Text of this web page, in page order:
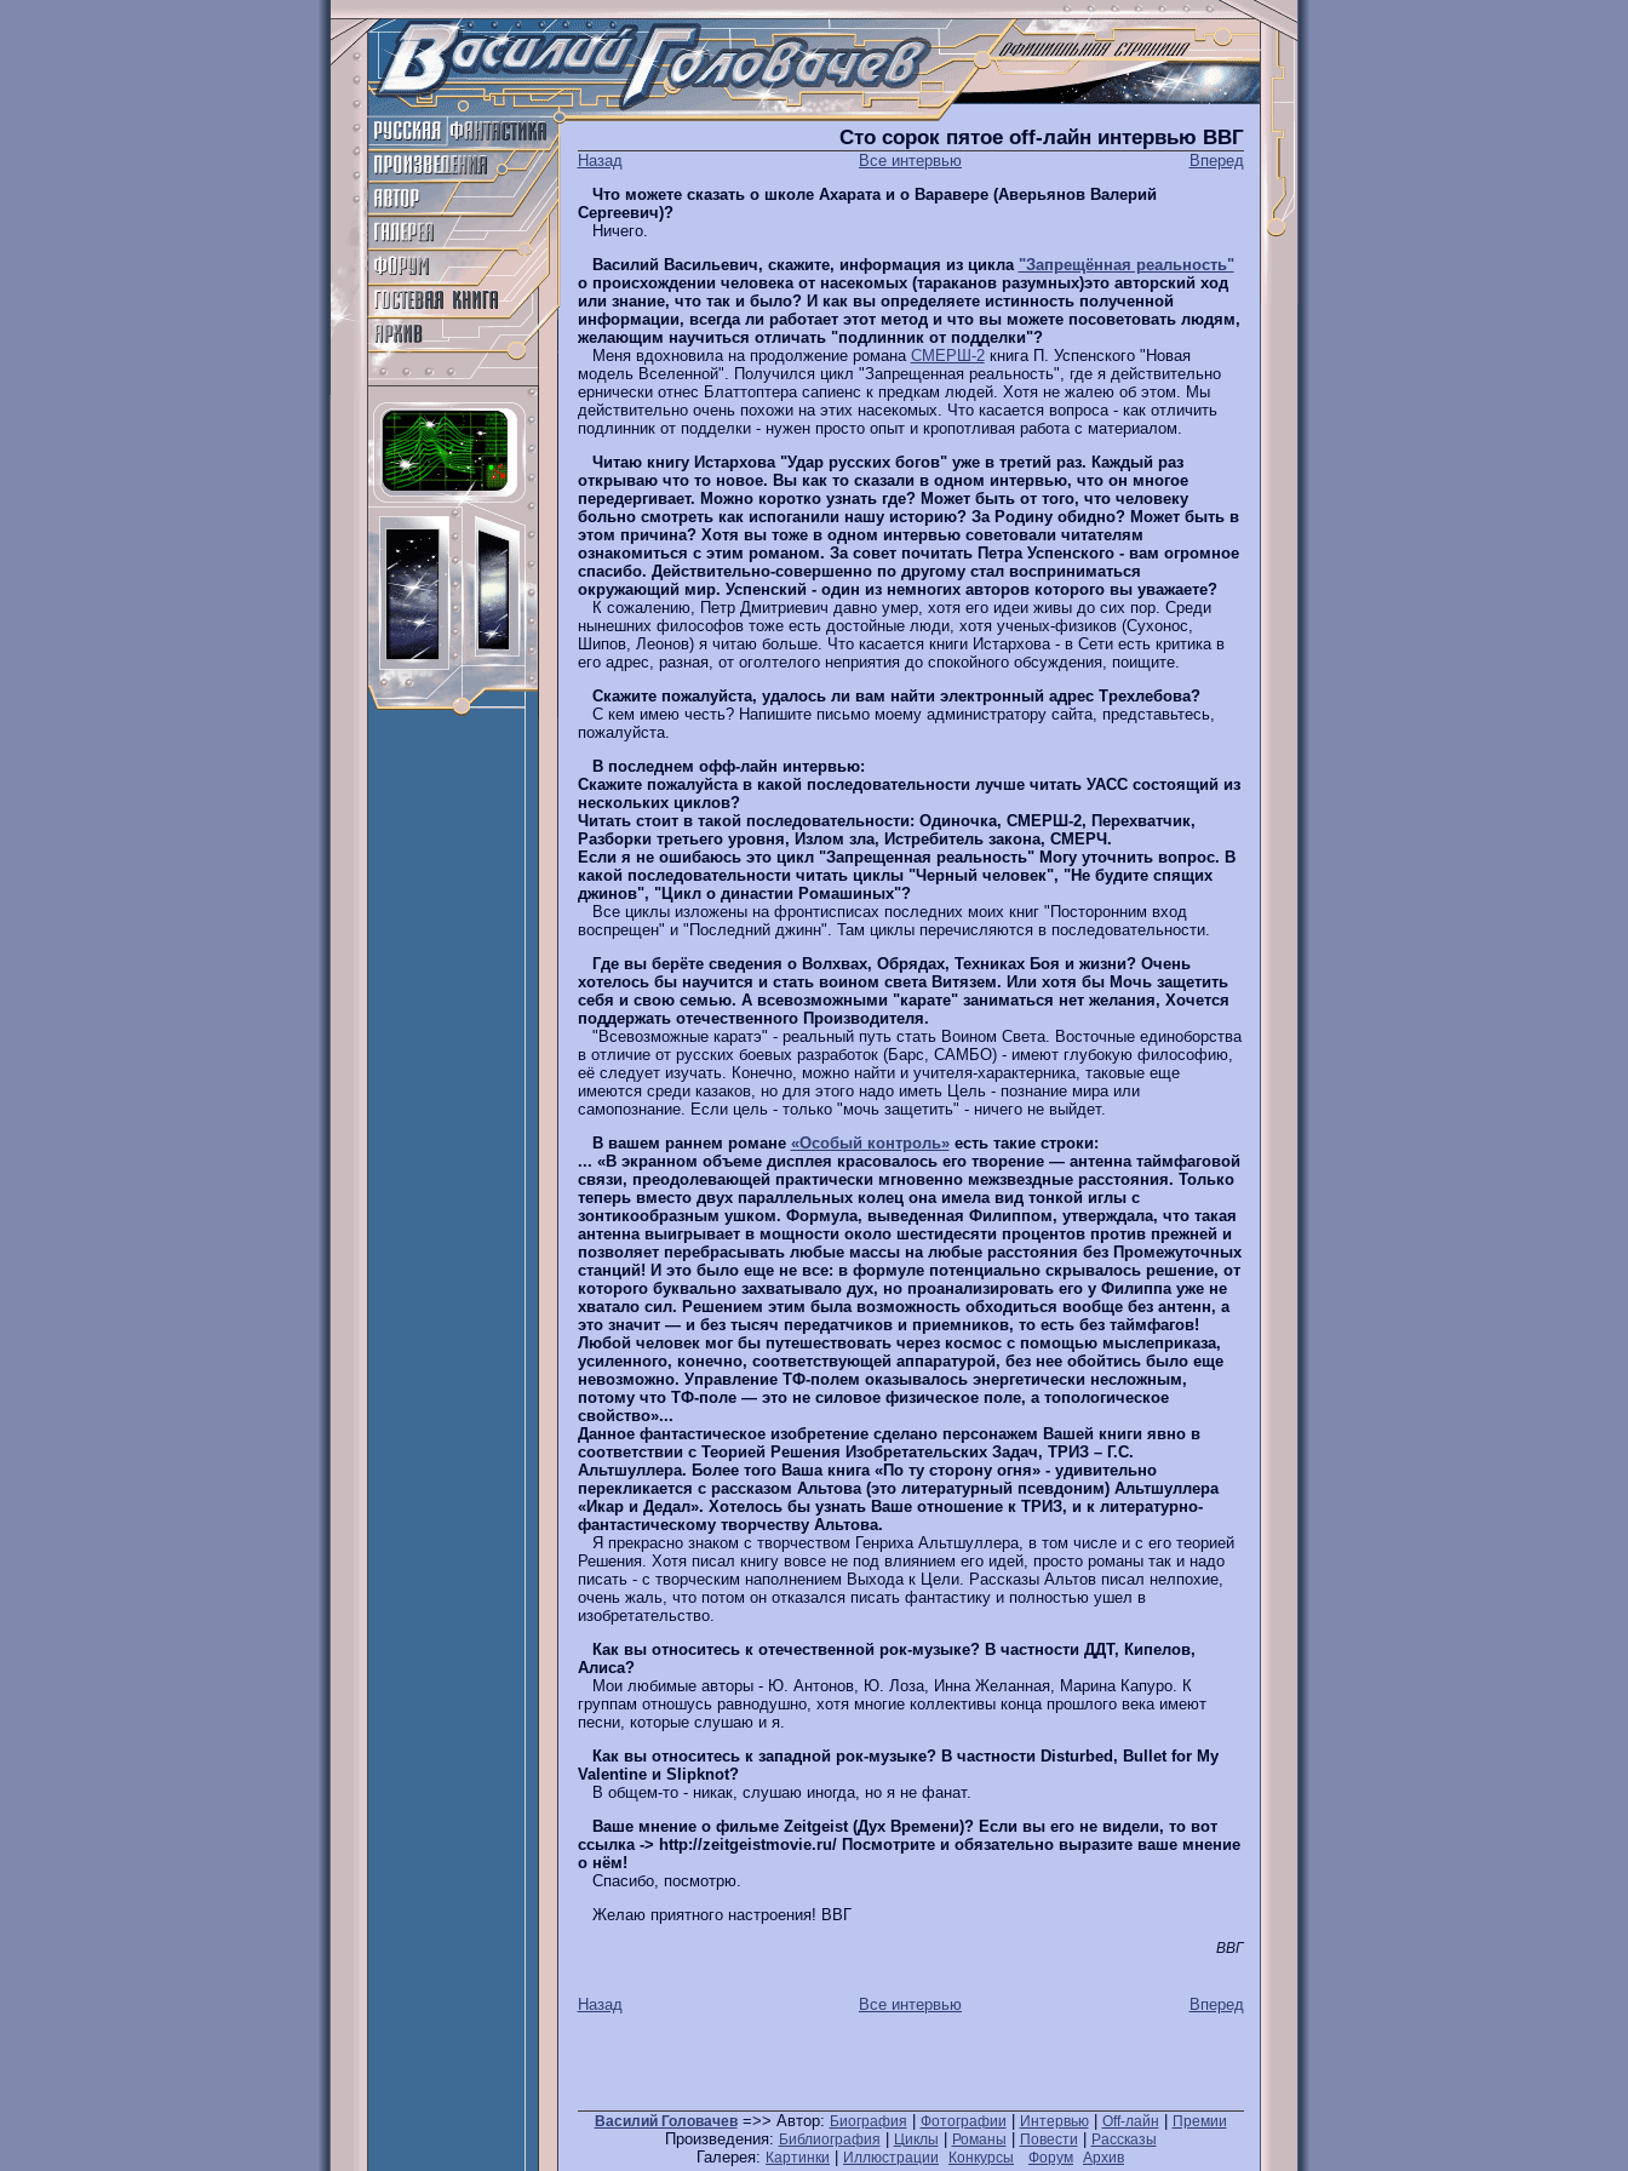
Сто сорок пятое оff-лайн интервью ВВГ
Назад Все интервью
Вперед
Что можете сказать о школе Ахарата и о Варавере (Аверьянов Валерий
Сергеевич)?
Ничего.
Василий Васильевич, скажите, информация из цикла "Запрещённая реальность"
о происхождении человека от насекомых (тараканов разумных)это авторский ход
или знание, что так и было? И как вы определяете истинность полученной
информации, всегда ли работает этот метод и что вы можете посоветовать людям,
желающим научиться отличать "подлинник от подделки"?
Меня вдохновила на продолжение романа СМЕРШ-2книга П. Успенского "Новая
модель Вселенной". Получился цикл "Запрещенная реальность", где я действительно
ернически отнес Блаттоптера сапиенс к предкам людей. Хотя не жалею об этом. Мы
действительно очень похожи на этих насекомых. Что касается вопроса - как отличить
подлинник от подделки - нужен просто опыт и кропотливая работа с материалом.
Читаю книгу Истархова "Удар русских богов" уже в третий раз. Каждый раз
открываю что то новое. Вы как то сказали в одном интервью, что он многое
передергивает. Можно коротко узнать где? Может быть от того, что человеку
больно смотреть как испоганили нашу историю? За Родину обидно? Может быть в
этом причина? Хотя вы тоже в одном интервью советовали читателям
ознакомиться с этим романом. За совет почитать Петра Успенского - вам огромное
спасибо. Действительно-совершенно по другому стал восприниматься
окружающий мир. Успенский - один из немногих авторов которого вы уважаете?
К сожалению, Петр Дмитриевич давно умер, хотя его идеи живы до сих пор. Среди
нынешних философов тоже есть достойные люди, хотя ученых-физиков (Сухонос,
Шипов, Леонов) я читаю больше. Что касается книги Истархова - в Сети есть критика в
его адрес, разная, от оголтелого неприятия до спокойного обсуждения, поищите.
Скажите пожалуйста, удалось ли вам найти электронный адрес Трехлебова?
С кем имею честь? Напишите письмо моему администратору сайта, представьтесь,
пожалуйста.
В последнем офф-лайн интервью:
Скажите пожалуйста в какой последовательности лучше читать УАСС состоящий из
нескольких циклов?
Читать стоит в такой последовательности: Одиночка, СМЕРШ-2, Перехватчик,
Разборки третьего уровня, Излом зла, Истребитель закона, СМЕРЧ.
Если я не ошибаюсь это цикл "Запрещенная реальность" Могу уточнить вопрос. В
какой последовательности читать циклы "Черный человек", "Не будите спящих
джинов", "Цикл о династии Ромашиных"?
Все циклы изложены на фронтисписах последних моих книг "Посторонним вход
воспрещен" и "Последний джинн". Там циклы перечисляются в последовательности.
Где вы берёте сведения о Волхвах, Обрядах, Техниках Боя и жизни? Очень
хотелось бы научится и стать воином света Витязем. Или хотя бы Мочь защетить
себя и свою семью. А всевозможными "карате" заниматься нет желания, Хочется
поддержать отечественного Производителя.
"Всевозможные каратэ" - реальный путь стать Воином Света. Восточные единоборства
в отличие от русских боевых разработок (Барс, САМБО) - имеют глубокую философию,
её следует изучать. Конечно, можно найти и учителя-характерника, таковые еще
имеются среди казаков, но для этого надо иметь Цель - познание мира или
самопознание. Если цель - только "мочь защетить" - ничего не выйдет.
В вашем раннем романе «Особый контроль»есть такие строки:
... «В экранном объеме дисплея красовалось его творение — антенна таймфаговой
связи, преодолевающей практически мгновенно межзвездные расстояния. Только
теперь вместо двух параллельных колец она имела вид тонкой иглы с
зонтикообразным ушком. Формула, выведенная Филиппом, утверждала, что такая
антенна выигрывает в мощности около шестидесяти процентов против прежней и
позволяет перебрасывать любые массы на любые расстояния без Промежуточных
станций! И это было еще не все: в формуле потенциально скрывалось решение, от
которого буквально захватывало дух, но проанализировать его у Филиппа уже не
хватало сил. Решением этим была возможность обходиться вообще без антенн, а
это значит — и без тысяч передатчиков и приемников, то есть без таймфагов!
Любой человек мог бы путешествовать через космос с помощью мыслеприказа,
усиленного, конечно, соответствующей аппаратурой, без нее обойтись было еще
невозможно. Управление ТФ-полем оказывалось энергетически несложным,
потому что ТФ-поле — это не силовое физическое поле, а топологическое
свойство»...
Данное фантастическое изобретение сделано персонажем Вашей книги явно в
соответствии с Теорией Решения Изобретательских Задач, ТРИЗ – Г.С.
Альтшуллера. Более того Ваша книга «По ту сторону огня» - удивительно
перекликается с рассказом Альтова (это литературный псевдоним) Альтшуллера
«Икар и Дедал». Хотелось бы узнать Ваше отношение к ТРИЗ, и к литературно-
фантастическому творчеству Альтова.
Я прекрасно знаком с творчеством Генриха Альтшуллера, в том числе и с его теорией
Решения. Хотя писал книгу вовсе не под влиянием его идей, просто романы так и надо
писать - с творческим наполнением Выхода к Цели. Рассказы Альтов писал нелпохие,
очень жаль, что потом он отказался писать фантастику и полностью ушел в
изобретательство.
Как вы относитесь к отечественной рок-музыке? В частности ДДТ, Кипелов,
Алиса?
Мои любимые авторы - Ю. Антонов, Ю. Лоза, Инна Желанная, Марина Капуро. К
группам отношусь равнодушно, хотя многие коллективы конца прошлого века имеют
песни, которые слушаю и я.
Как вы относитесь к западной рок-музыке? В частности Disturbed, Bullet for My
Valentine и Slipknot?
В общем-то - никак, слушаю иногда, но я не фанат.
Ваше мнение о фильме Zeitgeist (Дух Времени)? Если вы его не видели, то вот
ссылка -> http://zeitgeistmovie.ru/ Посмотрите и обязательно выразите ваше мнение
о нём!
Спасибо, посмотрю.
Желаю приятного настроения! ВВГ
ВВГ
Назад Все интервью Вперед
Василий Головачев=>> Автор: Биография Фотографии Интервью| Off-лайн Премии
Произведения: Библиография Циклы Романы Повести Рассказы
Галерея: Картинки Иллюстрации Конкурсы Форум Архив